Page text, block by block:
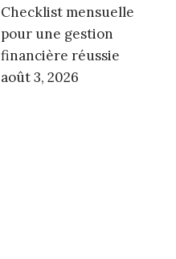
Checklist mensuelle
pour une gestion
financière réussie
août 3, 2026